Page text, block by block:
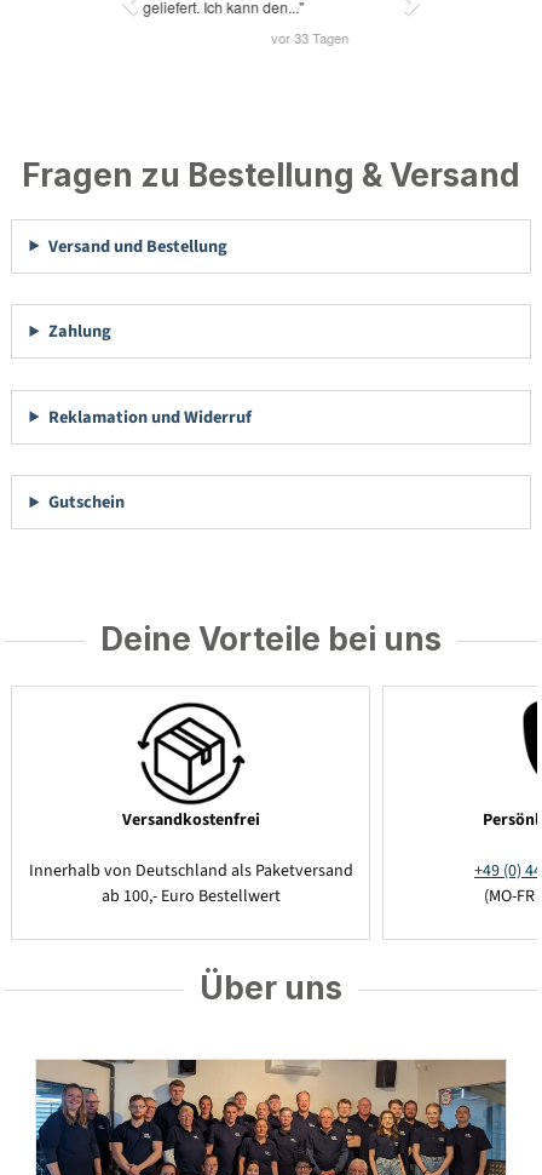
Fragen zu Bestellung & Versand
Versand und Bestellung
Zahlung
Reklamation und Widerruf
Gutschein
Deine Vorteile bei uns
Versandkostenfrei
Innerhalb von Deutschland als Paketversand
ab 100,- Euro Bestellwert
+49 (0)
(MO-
Über uns